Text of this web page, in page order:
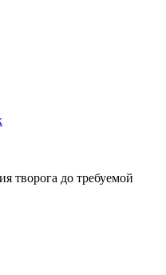
творога до требуемой